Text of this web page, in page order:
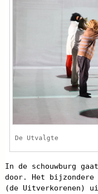
De Utvalgte
In de schouwburg
door. Het bijzondere
(de Uitverkorenen)